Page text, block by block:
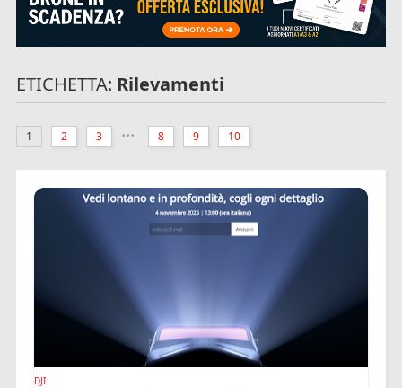
ETICHETTA: Rilevamenti
1 2 3 ... 8 9 10
DJI